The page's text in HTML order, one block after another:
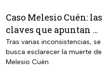
Caso Melesio Cuén: las
claves que apuntan a
un posible montaje en
su asesinato
Tras varias inconsistencias, se
busca esclarecer la muerte de
Melesio Cuén